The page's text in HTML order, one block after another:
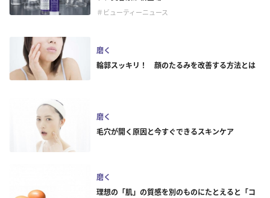
＃ビューティーニュース
磨く
輪郭スッキリ！ 顔のたるみを改善する方法とは
磨く
毛穴が開く原因と今すぐできるスキンケア
磨く
理想の「肌」の質感を別のものにたとえると「コ